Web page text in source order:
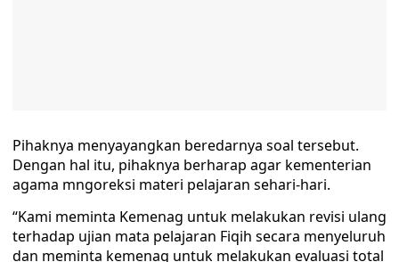
Pihaknya menyayangkan beredarnya soal tersebut.
Dengan hal itu, pihaknya berharap agar kementerian
agama mngoreksi materi pelajaran sehari-hari.
“Kami meminta Kemenag untuk melakukan revisi ulang
terhadap ujian mata pelajaran Fiqih secara menyeluruh
dan meminta kemenag untuk melakukan evaluasi total